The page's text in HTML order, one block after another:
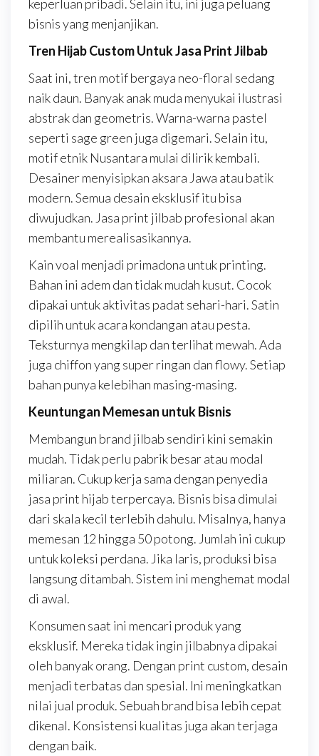
keperluan pribadi. Selain itu, ini juga peluang
bisnis yang menjanjikan.
Tren Hijab Custom Untuk Jasa Print Jilbab
Saat ini, tren motif bergaya neo-floral sedang
naik daun. Banyak anak muda menyukai ilustrasi
abstrak dan geometris. Warna-warna pastel
seperti sage green juga digemari. Selain itu,
motif etnik Nusantara mulai dilirik kembali.
Desainer menyisipkan aksara Jawa atau batik
modern. Semua desain eksklusif itu bisa
diwujudkan. Jasa print jilbab profesional akan
membantu merealisasikannya.
Kain voal menjadi primadona untuk printing.
Bahan ini adem dan tidak mudah kusut. Cocok
dipakai untuk aktivitas padat sehari-hari. Satin
dipilih untuk acara kondangan atau pesta.
Teksturnya mengkilap dan terlihat mewah. Ada
juga chiffon yang super ringan dan flowy. Setiap
bahan punya kelebihan masing-masing.
Keuntungan Memesan untuk Bisnis
Membangun brand jilbab sendiri kini semakin
mudah. Tidak perlu pabrik besar atau modal
miliaran. Cukup kerja sama dengan penyedia
jasa print hijab terpercaya. Bisnis bisa dimulai
dari skala kecil terlebih dahulu. Misalnya, hanya
memesan 12 hingga 50 potong. Jumlah ini cukup
untuk koleksi perdana. Jika laris, produksi bisa
langsung ditambah. Sistem ini menghemat modal
di awal.
Konsumen saat ini mencari produk yang
eksklusif. Mereka tidak ingin jilbabnya dipakai
oleh banyak orang. Dengan print custom, desain
menjadi terbatas dan spesial. Ini meningkatkan
nilai jual produk. Sebuah brand bisa lebih cepat
dikenal. Konsistensi kualitas juga akan terjaga
dengan baik.